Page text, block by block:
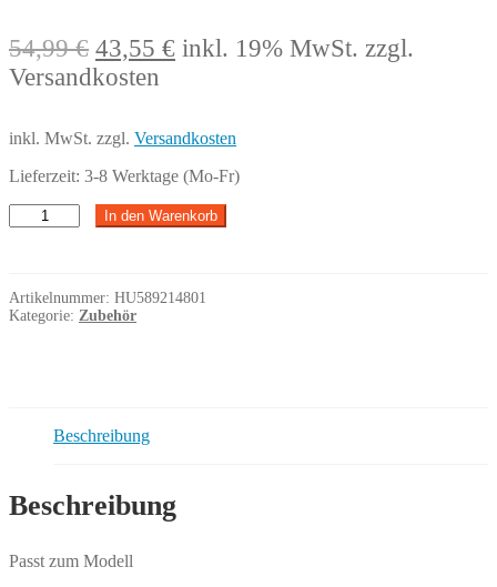
54,99€ Ursprünglicher
Preis
54,99 €
43,55 € Aktueller
43,55 €.
inkl. 19% MwSt. zzgl.
Versandkosten
inkl. MwSt. zzgl. Versandkosten
Lieferzeit: 3-8 Werktage (Mo-Fr)
Mulch
Kit
In den Warenkorb
Artikelnummer: HU589214801
Kategorie: Zubehör
Beschreibung
Beschreibung
Passt zum Modell